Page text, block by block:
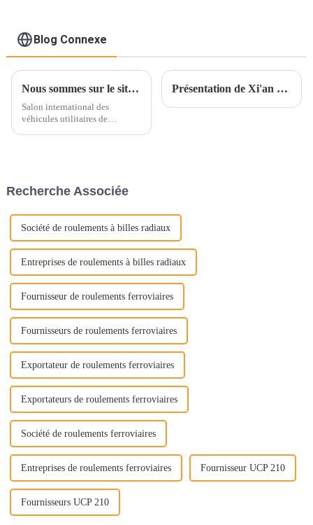
Blog Connexe
Nous sommes sur le site de l'exposition, nous attendons avec impatience votre visite
Salon international des
véhicules utilitaires de
ans Lieu : Parc des expositions
Présentation de Xi'an Star Industrial Co., Ltd. et de nos roulements de moyeu de roue automobile (première partie)
Recherche Associée
Société de roulements à billes radiaux
Entreprises de roulements à billes radiaux
Fournisseur de roulements ferroviaires
Fournisseurs de roulements ferroviaires
Exportateur de roulements ferroviaires
Exportateurs de roulements ferroviaires
Société de roulements ferroviaires
Entreprises de roulements ferroviaires Fournisseur UCP 210
Fournisseurs UCP 210